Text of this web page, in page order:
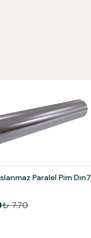
Paralel Pim Dın7
₺ 7.70